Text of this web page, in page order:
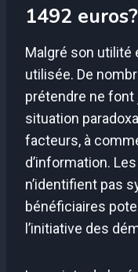
1492 euros?
Malgré son utilité
utilisée. De
prétendre ne font
situation
facteurs, à
d’information.
n’identifient pas
bénéficiaires
l’initiative des